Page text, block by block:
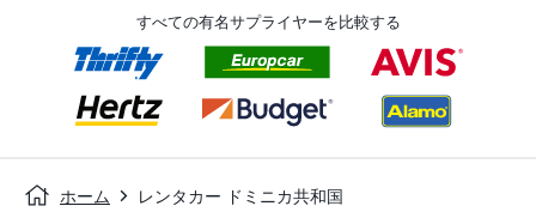
すべての有名サプライヤーを比較する
ホーム レンタカー ドミニカ共和国